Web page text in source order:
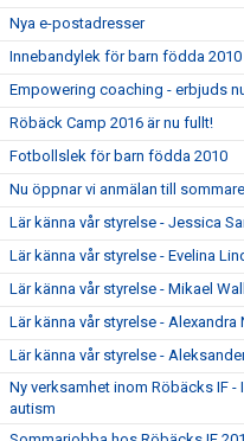
Nya e-postadresser
Innebandylek för barn födda
Empowering coaching - erbjuds
Röbäck Camp 2016 är nu fullt!
Fotbollslek för barn födda 2010
Nu öppnar vi anmälan till
Lär känna vår styrelse - Jessica
Lär känna vår styrelse - Evelina
Lär känna vår styrelse - Mikael
Lär känna vår styrelse - Alexandra
Lär känna vår styrelse -
Ny verksamhet inom Röbäcks IF
autism